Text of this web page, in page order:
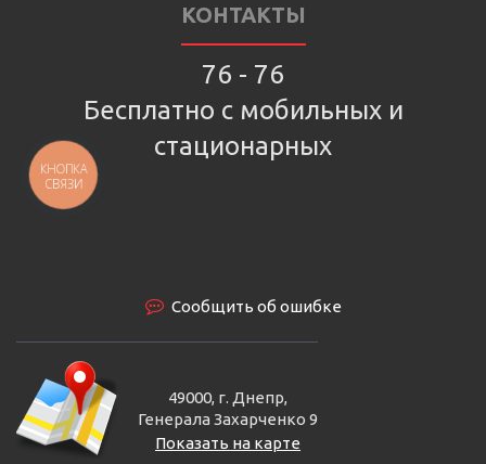
КОНТАКТЫ
76 - 76
Бесплатно с мобильных и
стационарных
Сообщить об ошибке
49000, г. Днепр,
Генерала Захарченко 9
Показать на карте
КНОПКА
СВЯЗИ